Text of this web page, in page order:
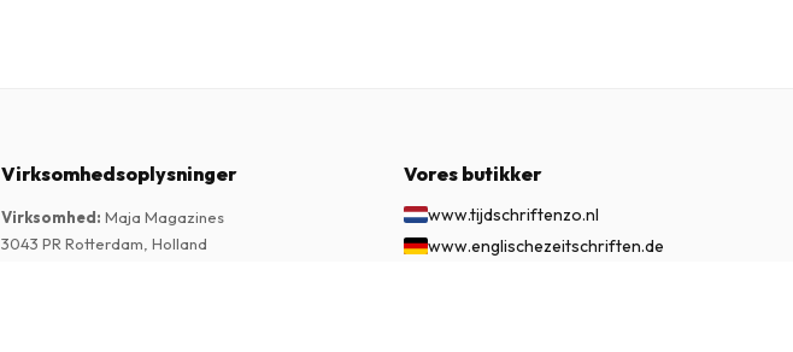
Virksomhedsoplysninger
Virksomhed: Maja Magazines
3043 PR Rotterdam, Holland
Vores butikker
www.tijdschriftenzo.nl
www.englischezeitschriften.de